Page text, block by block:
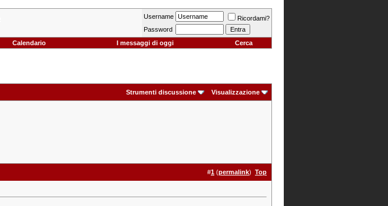
Username
Ricordami?
Password
Calendario I messaggi di oggi Cerca
Strumenti discussione Visualizzazione
#1 (permalink) Top